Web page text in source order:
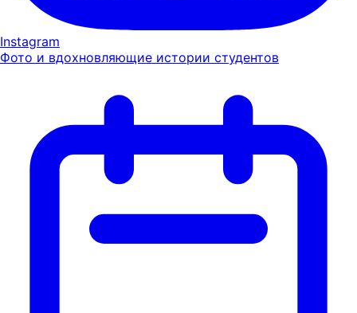
Instagram
Фото и вдохновляющие истории студентов